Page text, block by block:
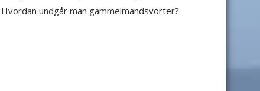
Hvordan undgår man gammelmandsvorter?